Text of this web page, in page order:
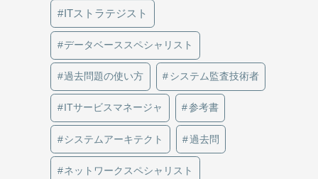
ITストラテジスト
データベーススペシャリスト
過去問題の使い方 システム監査技術者
ITサービスマネージャ 参考書
システムアーキテクト 過去問
ネットワークスペシャリスト